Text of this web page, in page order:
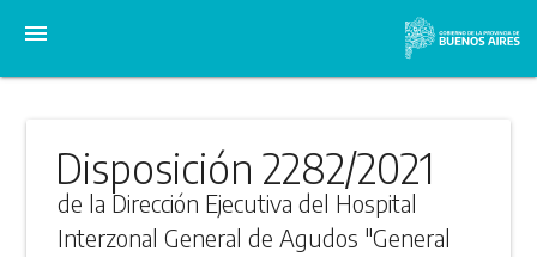
menu
Disposición 2282/2021
de la Dirección Ejecutiva del Hospital
Interzonal General de Agudos "General